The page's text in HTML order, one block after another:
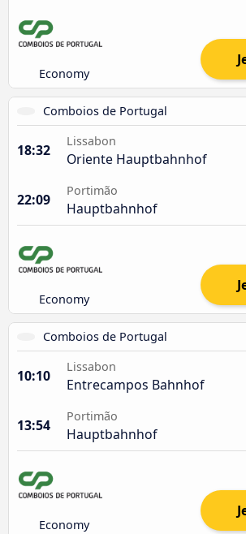
Economy
Comboios de Portugal
18:32
Lissabon
Oriente Hauptbahnhof
22:09
Portimão
Hauptbahnhof
Economy
Comboios de Portugal
10:10
Lissabon
Entrecampos Bahnhof
13:54
Portimão
Hauptbahnhof
Economy